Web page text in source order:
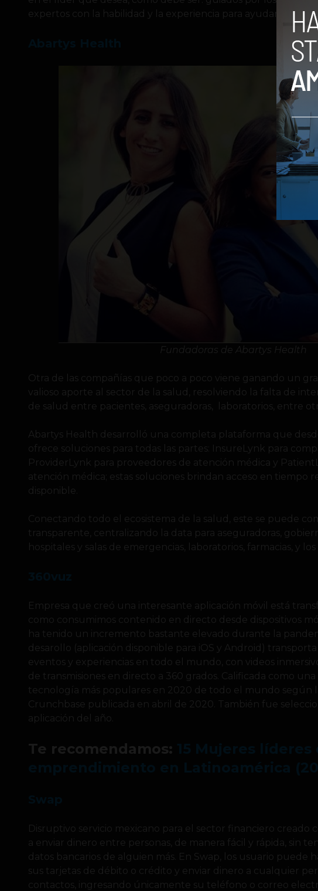
expertos con la habilidad y la experiencia para ayudar a tomar
Fundadoras de Abartys Health
Otra de las compañías que poco a poco viene ganando un
valioso aporte al sector de la salud, resolviendo la falta de
de salud entre pacientes, aseguradoras, laboratorios, entre
Abartys Health desarrolló una completa plataforma que
ofrece soluciones para todas las partes: InsureLynk para
ProviderLynk para proveedores de atención médica y
atención médica; estas soluciones brindan acceso en tiempo
disponible.
Conectando todo el ecosistema de la salud, este se puede
transparente, centralizando la data para aseguradoras,
hospitales y salas de emergencias, laboratorios, farmacias, y los
Empresa que creó una interesante aplicación móvil está
como consumimos contenido en directo desde dispositivos
ha tenido un incremento bastante elevado durante la
desarollo (aplicación disponible para iOS y Android)
eventos y experiencias en todo el mundo, con videos
de transmisiones en directo a 360 grados. Calificada como una
tecnología más populares en 2020 de todo el mundo según
Crunchbase publicada en abril de 2020. También fue
aplicación del año.
Te recomendamos:
Disruptivo servicio mexicano para el sector financiero creado
a enviar dinero entre personas, de manera fácil y rápida, sin
datos bancarios de alguien más. En Swap, los usuario puede
sus tarjetas de débito o crédito y enviar dinero a cualquier
contactos, ingresando únicamente su teléfono o correo